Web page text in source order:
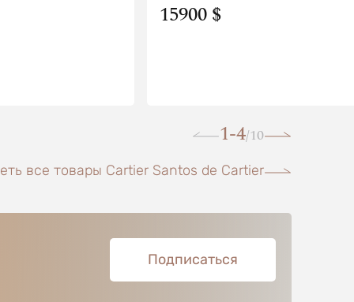
15900 $
1-4/10
все товары Cartier Santos de Cartier
Подписаться